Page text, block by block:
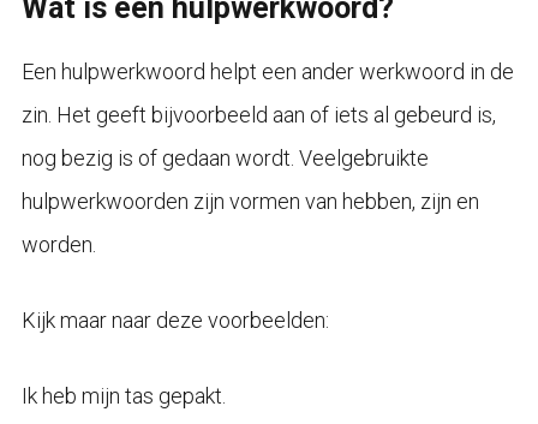
Wat is een hulpwerkwoord?
Een hulpwerkwoord helpt een ander werkwoord in de
zin. Het geeft bijvoorbeeld aan of iets al gebeurd is,
nog bezig is of gedaan wordt. Veelgebruikte
hulpwerkwoorden zijn vormen van hebben, zijn en
worden.
Kijk maar naar deze voorbeelden:
Ik heb mijn tas gepakt.